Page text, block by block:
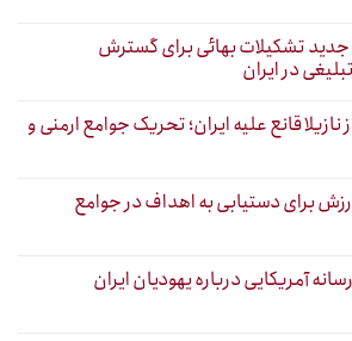
تشکیلات بهائی برای گسترش
در ایران
نازیلا قانع علیه ایران؛ تحریک جوامع ارمنی و
برای دستیابی به اهداف در جوامع
آمریکایی درباره یهودیان ایران